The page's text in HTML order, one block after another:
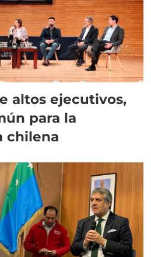
altos ejecutivos,
para la
chilena